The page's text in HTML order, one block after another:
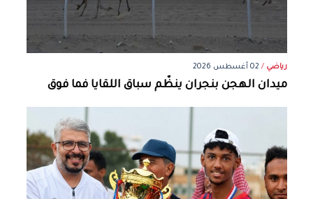
رياضي / 02 أغسطس 2026
ميدان الهجن بنجران ينظّم سباق اللقايا فما فوق